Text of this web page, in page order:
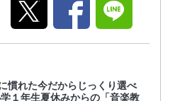
慣れた今だからじっくり選べ
１年生夏休みからの「音楽教